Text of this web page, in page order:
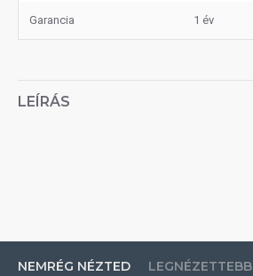
Garancia 1 év
LEÍRÁS
NEMRÉG NÉZTED LEGNÉZETTEBB